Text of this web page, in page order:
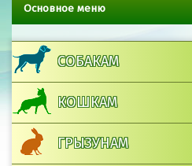
Основное меню
СОБАКАМ
КОШКАМ
ГРЫЗУНАМ